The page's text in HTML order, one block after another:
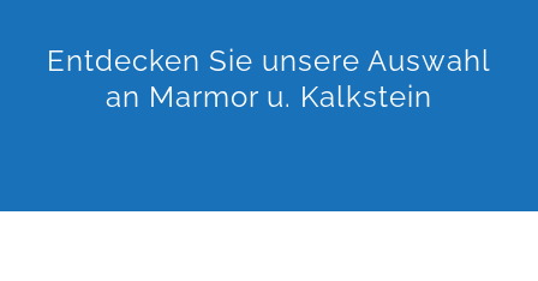
Entdecken Sie unsere Auswahl
an Marmor u. Kalkstein